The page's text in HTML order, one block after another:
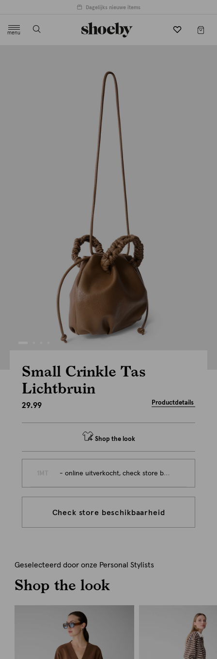
Dagelijks nieuwe items
menu
Small Crinkle Tas
Lichtbruin
29.99 Productdetails
Shop the look
- online uitverkocht, check store beschikbaarheid
Check store beschikbaarheid
Geselecteerd door onze Personal Stylists
Shop the look